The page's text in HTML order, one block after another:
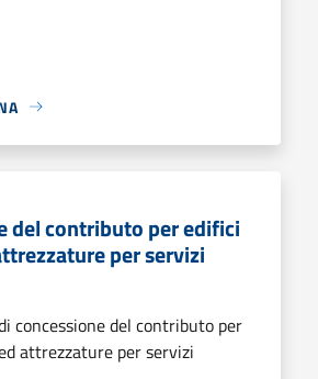
del contributo per edifici
per servizi
concessione del contributo per
attrezzature per servizi